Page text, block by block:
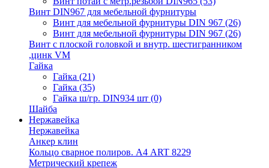
Винт DIN967 для мебельной фурнитуры
Винт для мебельной фурнитуры DIN 967 (26)
Винт для мебельной фурнитуры DIN 967 (26)
Винт с плоской головкой и внутр. шестигранником
,цинк VM
Гайка
Гайка (21)
Гайка (35)
Гайка ш/гр. DIN934 шт (0)
Шайба
Нержавейка
Нержавейка
Анкер клин
Кольцо сварное полиров. А4 ART 8229
Метрический крепеж